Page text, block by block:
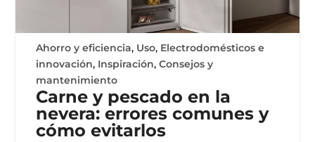
Ahorro y eficiencia, Uso, Electrodomésticos e
innovación, Inspiración,Consejos y
mantenimiento
Carne y pescado en la
nevera: errores comunes y
cómo evitarlos